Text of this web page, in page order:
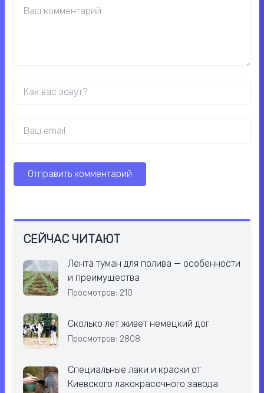
СЕЙЧАС ЧИТАЮТ
Лента туман для полива — особенности
и преимущества
Просмотров: 210
Сколько лет живет немецкий дог
Просмотров: 2808
Cпециальные лаки и краски от
Киевского лакокрасочного завода